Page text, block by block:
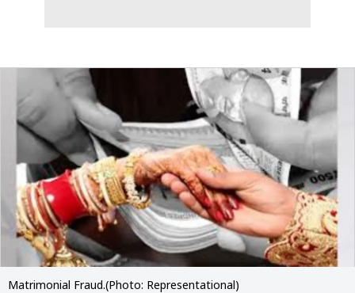
Matrimonial Fraud.(Photo: Representational)